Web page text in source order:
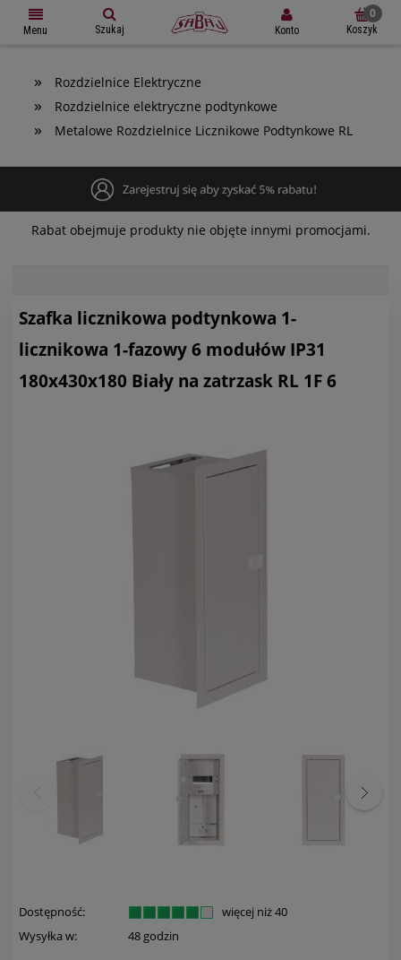
Menu Szukaj Konto Koszyk
» Rozdzielnice Elektryczne
» Rozdzielnice elektryczne podtynkowe
» Metalowe Rozdzielnice Licznikowe Podtynkowe RL
Rabat obejmuje produkty nie objęte innymi promocjami.
Szafka licznikowa podtynkowa 1-
licznikowa 1-fazowy 6 modułów IP31
180x430x180 Biały na zatrzask RL 1F 6
Dostępność:
więcej niż 40
Wysyłka w:
48 godzin